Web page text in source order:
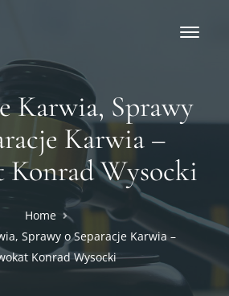
Karwia, Sprawy
Karwia –
Wysocki
Home
Sprawy o Separacje Karwia –
Konrad Wysocki